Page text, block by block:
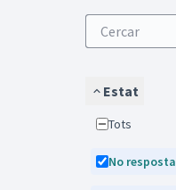
Estat
Tots
No resposta